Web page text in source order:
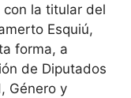
con la titular del
Esquiú,
forma, a
de Diputados
Género y